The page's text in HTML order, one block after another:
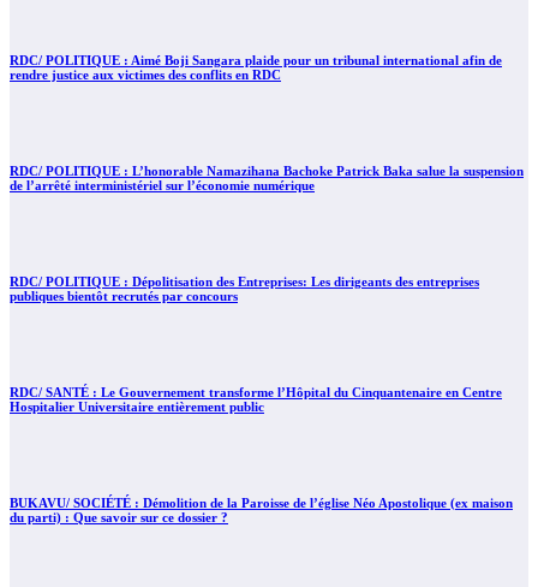
RDC/ POLITIQUE : Aimé Boji Sangara plaide pour un tribunal international afin de
rendre justice aux victimes des conflits en RDC
RDC/ POLITIQUE : L’honorable Namazihana Bachoke Patrick Baka salue la suspension
de l’arrêté interministériel sur l’économie numérique
RDC/ POLITIQUE : Dépolitisation des Entreprises: Les dirigeants des entreprises
publiques bientôt recrutés par concours
RDC/ SANTÉ : Le Gouvernement transforme l’Hôpital du Cinquantenaire en Centre
Hospitalier Universitaire entièrement public
BUKAVU/ SOCIÉTÉ : Démolition de la Paroisse de l’église Néo Apostolique (ex maison
du parti) : Que savoir sur ce dossier ?